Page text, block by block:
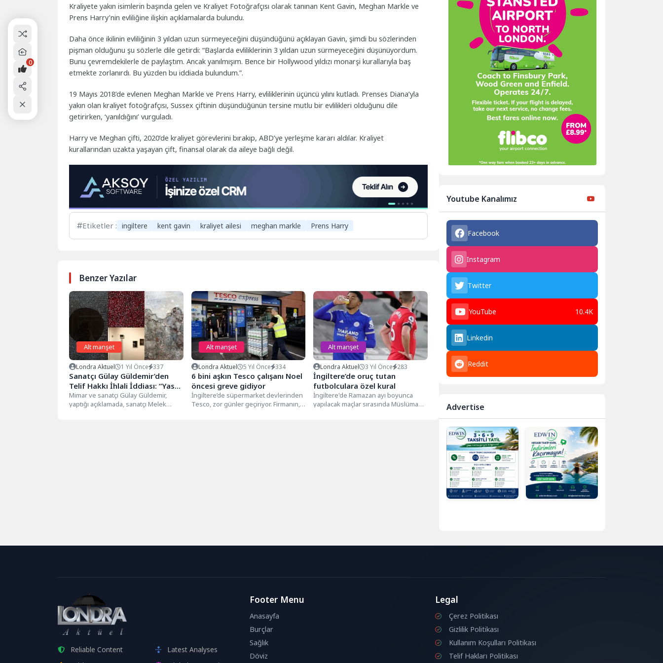
Kraliyete yakın isimlerin başında gelen ve Kraliyet Fotoğrafçısı olarak tanınan Kent Gavin, Meghan Markle ve
Prens Harry’nin evliliğine ilişkin açıklamalarda bulundu.
Daha önce ikilinin evliliğinin 3 yıldan uzun sürmeyeceğini düşündüğünü açıklayan Gavin, şimdi bu sözlerinden
pişman olduğunu şu sözlerle dile getirdi: “Başlarda evliliklerinin 3 yıldan uzun sürmeyeceğini düşünüyordum.
Bunu çevremdekilerle de paylaştım. Ancak yanılmışım. Bence bir Hollywood yıldızı monarşi kurallarıyla baş
etmekte zorlanırdı. Bu yüzden bu iddiada bulundum.”.
19 Mayıs 2018’de evlenen Meghan Markle ve Prens Harry, evliliklerinin üçüncü yılını kutladı. Prenses Diana’yla
yakın olan kraliyet fotoğrafçısı, Sussex çiftinin düşündüğünün tersine mutlu bir evlilikleri olduğunu dile
getirirken, ‘yanıldığını’ vurguladı.
Harry ve Meghan çifti, 2020’de kraliyet görevlerini bırakıp, ABD’ye yerleşme kararı aldılar. Kraliyet
kurallarından uzakta yaşayan çift, finansal olarak da aileye bağlı değil.
Etiketler : ingiltere kent gavin kraliyet ailesi meghan markle Prens Harry
Benzer Yazılar
Alt manşet
Londra Aktuel 1 Yıl Önce 337
Sanatçı Gülay Güldemir’den
Telif Hakkı İhlali İddiası: “Yasal
Süreci Başlattım, Sessiz
Kalmayacağım”
Mimar ve sanatçı Gülay Güldemir,
yaptığı açıklamada, sanatçı Melek
Alt manşet
Londra Aktuel 5 Yıl Önce 334
6 bini aşkın Tesco çalışanı Noel
öncesi greve gidiyor
İngiltere’de süpermarket devlerinden
Tesco, zor günler geçiriyor. Firmanın,
Alt manşet
Londra Aktuel 3 Yıl Önce 283
İngiltere’de oruç tutan
futbolculara özel kural
İngiltere'de Ramazan ayı boyunca
yapılacak maçlar sırasında Müslüman
Youtube Kanalımız
Facebook
Instagram
Twitter
YouTube 10.4K
Linkedin
Reddit
Advertise
Reliable Content
Latest Analyses
Footer Menu
Anasayfa
Burçlar
Sağlık
Döviz
Legal
Çerez Politikası
Gizlilik Politikası
Kullanım Koşulları Politikası
Telif Hakları Politikası
0